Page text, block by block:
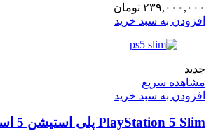
۲۳۹,۰۰۰,۰۰۰ تومان
افزودن به سبد خرید
جدید
مشاهده سریع
افزودن به سبد خرید
PlayStation 5 Slim پلی استیشن 5 اسلیم استاندارد